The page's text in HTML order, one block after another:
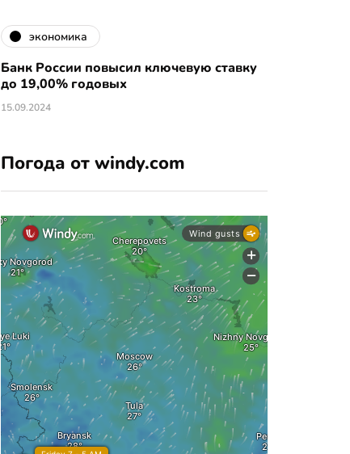
экономика
Банк России повысил ключевую ставку
до 19,00% годовых
15.09.2024
Погода от windy.com